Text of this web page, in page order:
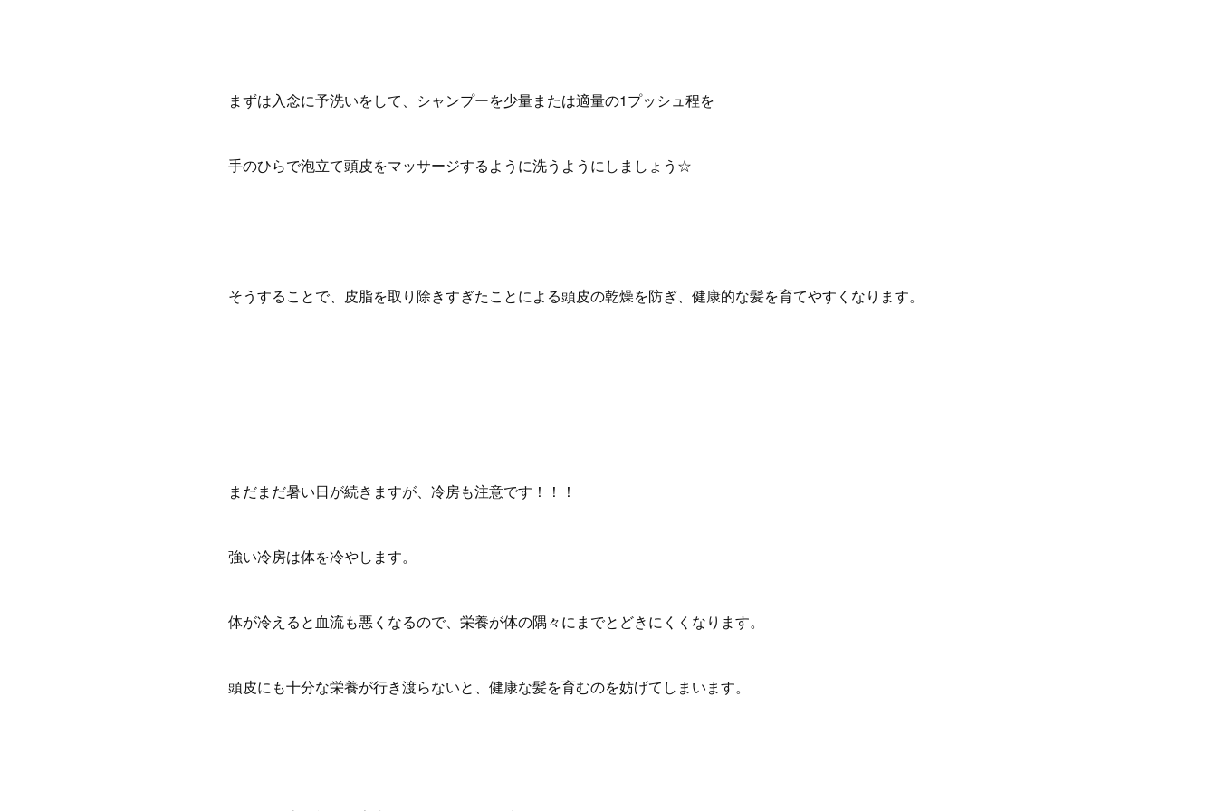
まずは入念に予洗いをして、シャンプーを少量または適量の1プッシュ程を
手のひらで泡立て頭皮をマッサージするように洗うようにしましょう☆
そうすることで、皮脂を取り除きすぎたことによる頭皮の乾燥を防ぎ、健康的な髪を育てやすくなります。
まだまだ暑い日が続きますが、冷房も注意です！！！
強い冷房は体を冷やします。
体が冷えると血流も悪くなるので、栄養が体の隅々にまでとどきにくくなります。
頭皮にも十分な栄養が行き渡らないと、健康な髪を育むのを妨げてしまいます。